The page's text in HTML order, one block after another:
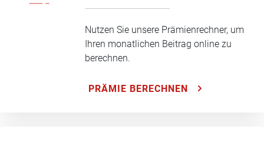
Nutzen Sie unsere Prämienrechner, um
Ihren monatlichen Beitrag online zu
berechnen.
PRÄMIE BERECHNEN